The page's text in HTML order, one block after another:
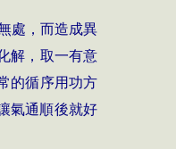
處，而造成異
解，取一有意
的循序用功方
氣通順後就好